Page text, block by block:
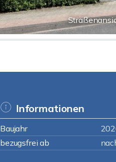
Informationen
Baujahr
bezugsfrei ab